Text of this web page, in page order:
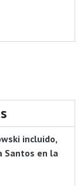
incluido,
Santos en la